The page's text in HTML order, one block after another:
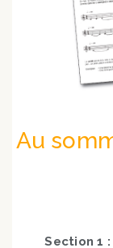
Au
Section 1